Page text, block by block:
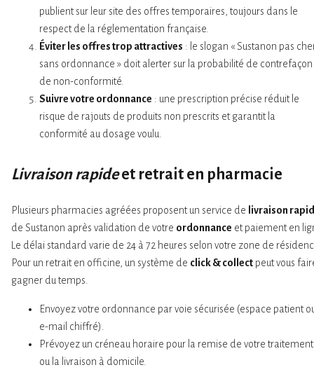
publient sur leur site des offres temporaires, toujours dans le
respect de la réglementation française.
Éviter les offres trop attractives : le slogan « Sustanon pas
sans ordonnance » doit alerter sur la probabilité de
de non-conformité.
Suivre votre ordonnance : une prescription précise réduit le
risque de rajouts de produits non prescrits et garantit la
conformité au dosage voulu.
Livraison rapideet retrait en pharmacie
Plusieurs pharmacies agréées proposent un service de livraison
de Sustanon après validation de votre ordonnance et paiement en
Le délai standard varie de 24 à 72 heures selon votre zone de
Pour un retrait en officine, un système de click & collect peut vous
gagner du temps.
Envoyez votre ordonnance par voie sécurisée (espace patient
e-mail chiffré).
Prévoyez un créneau horaire pour la remise de votre traitement
ou la livraison à domicile.